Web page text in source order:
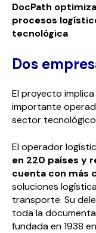
DocPath
procesos
tecnológica
Dos
El proyecto
importante
sector
El operador
en 220 países y
cuenta con más
soluciones
transporte. Su
toda la
fundada en 1938